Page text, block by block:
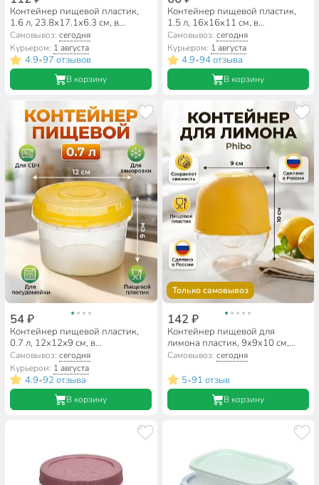
Контейнер пищевой пластик,
1.6 л, 23.8х17.1х6.3 см, в
ассортименте, прямоугольный,
Мультипласт, Умничка,
MPU8164
Самовывоз:сегодня
Курьером: 1 августа
4.9•97 отзывов
В корзину
Контейнер пищевой пластик,
1.5 л, 16х16х11 см, в
ассортименте, круглый,
Альтернатива, М1166
Самовывоз: сегодня
Курьером: 1 августа
4.9•94 отзыва
В корзину
54 ₽
Контейнер пищевой пластик,
0.7 л, 12х12х9 см, в
ассортименте, круглый,
Альтернатива, М1152
Самовывоз:сегодня
Курьером: 1 августа
4.9•92 отзыва
В корзину
Только самовывоз
142 ₽
Контейнер пищевой для
лимона пластик, 9х9х10 см,
Бытпласт, Phibo,
С12887/4312887
Самовывоз: сегодня
5•91 отзыв
В корзину